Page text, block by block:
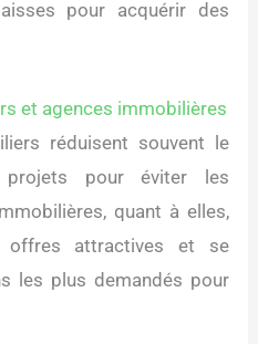
pour acquérir des
et agences immobilières
réduisent souvent le
projets pour éviter les
quant à elles,
attractives et se
les plus demandés pour